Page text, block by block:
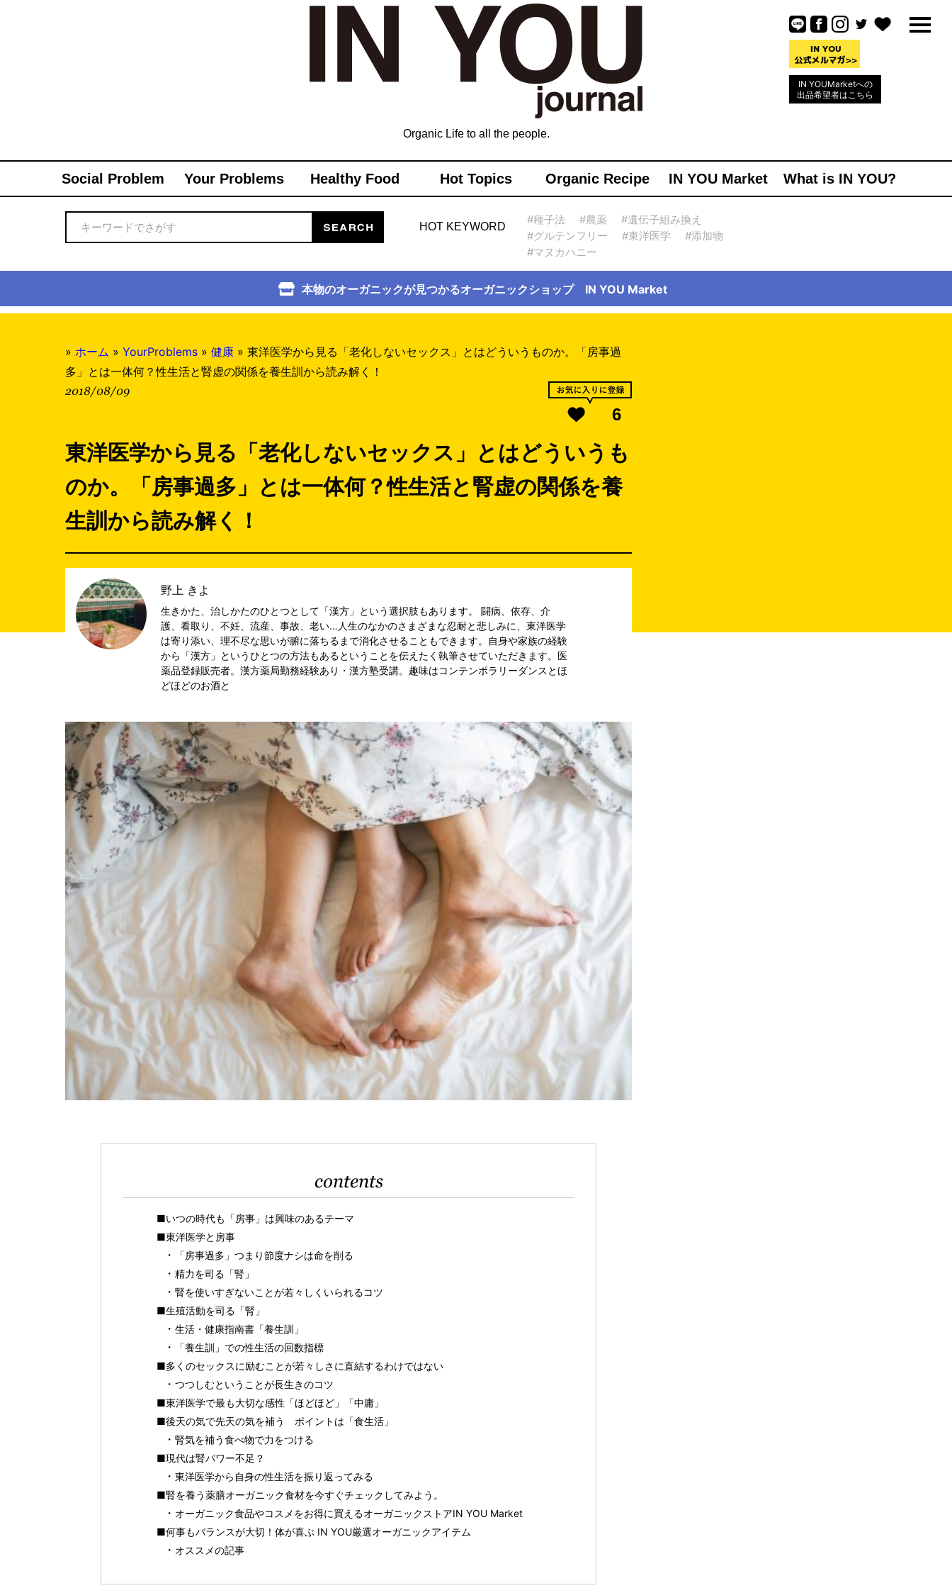
IN YOUMarketへの
出品希望者はこちら
Organic Life to all the people.
Social Problem Your Problems Healthy Food Hot Topics Organic Recipe IN YOU Market What is IN YOU?
HOT KEYWORD
#種子法 #農薬
#遺伝子組み換え
#グルテンフリー
#東洋医学
#添加物
#マヌカハニー
本物のオーガニックが見つかるオーガニックショップ IN YOU Market
» ホーム » YourProblems » 健康 » 東洋医学から見る「老化しないセックス」とはどういうものか。「房事過
多」とは一体何？性生活と腎虚の関係を養生訓から読み解く！
2018/08/09
6
東洋医学から見る「老化しないセックス」とはどういうも
のか。「房事過多」とは一体何？性生活と腎虚の関係を養
生訓から読み解く！
野上 きよ
生きかた、治しかたのひとつとして「漢方」という選択肢もあります。 闘病、依存、介
護、看取り、不妊、流産、事故、老い…人生のなかのさまざまな忍耐と悲しみに、東洋医学
は寄り添い、理不尽な思いが腑に落ちるまで消化させることもできます。自身や家族の経験
から「漢方」というひとつの方法もあるということを伝えたく執筆させていただきます。医
薬品登録販売者。漢方薬局勤務経験あり・漢方塾受講。趣味はコンテンポラリーダンスとほ
どほどのお酒と
contents
■いつの時代も「房事」は興味のあるテーマ
■東洋医学と房事
「房事過多」つまり節度ナシは命を削る
精力を司る「腎」
腎を使いすぎないことが若々しくいられるコツ
■生殖活動を司る「腎」
生活・健康指南書「養生訓」
「養生訓」での性生活の回数指標
■多くのセックスに励むことが若々しさに直結するわけではない
つつしむということが長生きのコツ
■東洋医学で最も大切な感性「ほどほど」「中庸」
■後天の気で先天の気を補う ポイントは「食生活」
腎気を補う食べ物で力をつける
■現代は腎パワー不足？
東洋医学から自身の性生活を振り返ってみる
■腎を養う薬膳オーガニック食材を今すぐチェックしてみよう。
オーガニック食品やコスメをお得に買えるオーガニックストアIN YOU Market
■何事もバランスが大切！体が喜ぶ IN YOU厳選オーガニックアイテム
オススメの記事